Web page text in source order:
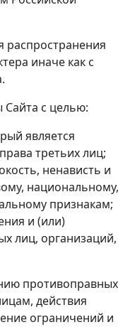
распространения
иначе как с
Сайта с целью:
является
третьих лиц;
ненависть и
национальному,
признакам;
и (или)
лиц, организаций,
противоправных
действия
ограничений и